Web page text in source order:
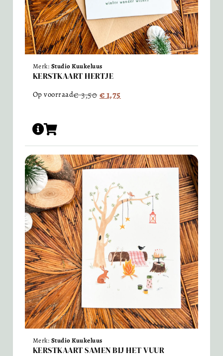
Merk: Studio Kuukeluus
KERSTKAART HERTJE
Op voorraad€3,50€1,75
Merk: Studio Kuukeluus
KERSTKAART SAMEN BIJ HET VUUR